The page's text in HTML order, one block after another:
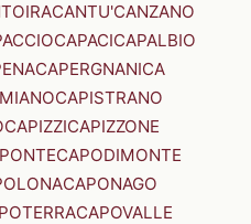
CANTU'CANZANO
CAPACICAPALBIO
CAPERGNANICA
CAPISTRANO
CAPIZZICAPIZZONE
CAPODIMONTE
CAPONAGO
CAPOVALLE